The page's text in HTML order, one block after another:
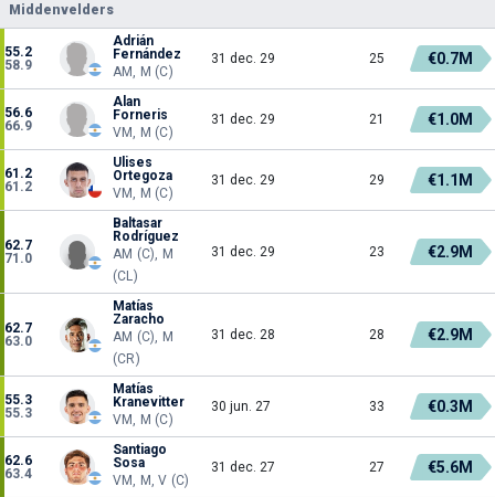
Middenvelders
55.2
58.9
Adrián
Fernández
AM, M (C)
31 dec. 29 25 €0.7M
56.6
66.9
Alan
Forneris
VM, M (C)
31 dec. 29 21 €1.0M
61.2
61.2
Ulises
Ortegoza
VM, M (C)
31 dec. 29 29 €1.1M
62.7
71.0
Baltasar
Rodríguez
AM (C), M
(CL)
31 dec. 29 23 €2.9M
62.7
63.0
Matías
Zaracho
AM (C), M
(CR)
31 dec. 28 28 €2.9M
55.3
55.3
Matías
Kranevitter
VM, M (C)
30 jun. 27 33 €0.3M
62.6
63.4
Santiago
Sosa
VM, M, V (C)
31 dec. 27 27 €5.6M